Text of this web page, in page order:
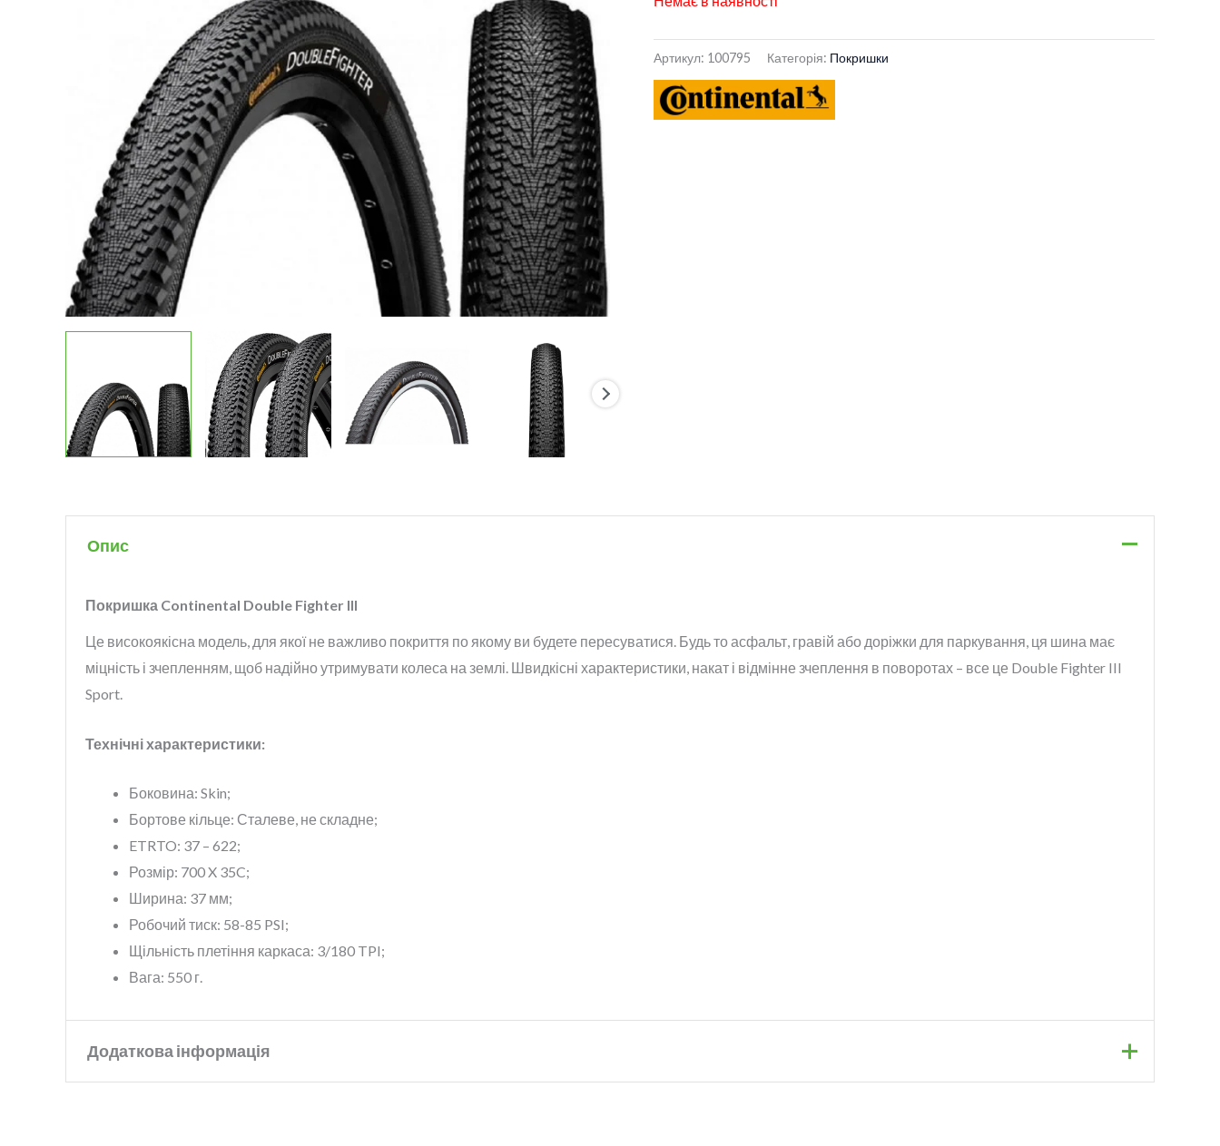
Артикул: 100795 Категорія: Покришки
Опис
Покришка Continental Double Fighter III
Це високоякісна модель, для якої не важливо покриття по якому ви будете пересуватися. Будь то асфальт, гравій або доріжки для паркування, ця шина має
міцність і зчепленням, щоб надійно утримувати колеса на землі. Швидкісні характеристики, накат і відмінне зчеплення в поворотах – все це Double Fighter III
Sport.
Технічні характеристики:
Боковина: Skin;
Бортове кільце: Сталеве, не складне;
ETRTO: 37 – 622;
Розмір: 700 X 35C;
Ширина: 37 мм;
Робочий тиск: 58-85 PSI;
Щільність плетіння каркаса: 3/180 TPI;
Вага: 550 г.
Додаткова інформація